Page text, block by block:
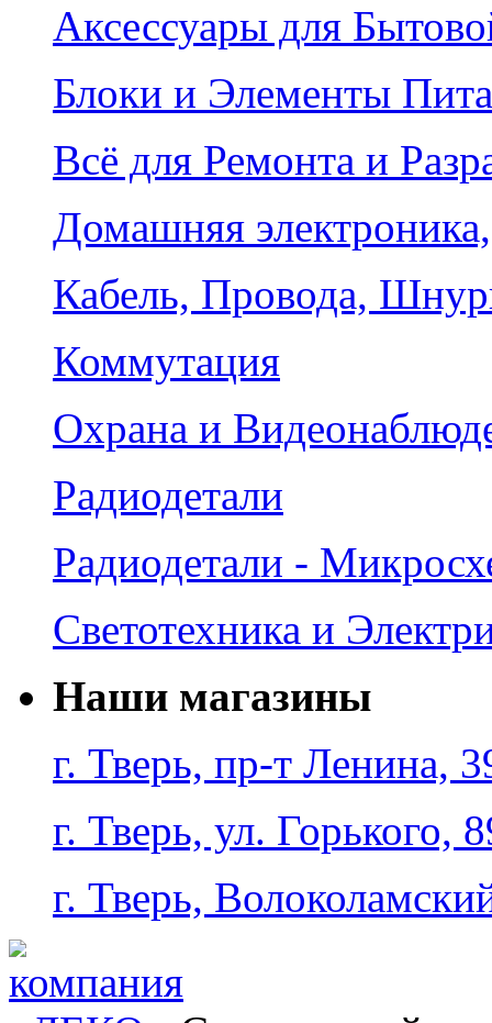
Аксессуары для
Блоки и Элементы
Всё для Ремонта и
Домашняя
Кабель, Провода,
Коммутация
Охрана и
Радиодетали
Радиодетали -
Светотехника и
Наши магазины
г. Тверь, пр-т Ленина,
г. Тверь, ул. Горького,
г. Тверь,